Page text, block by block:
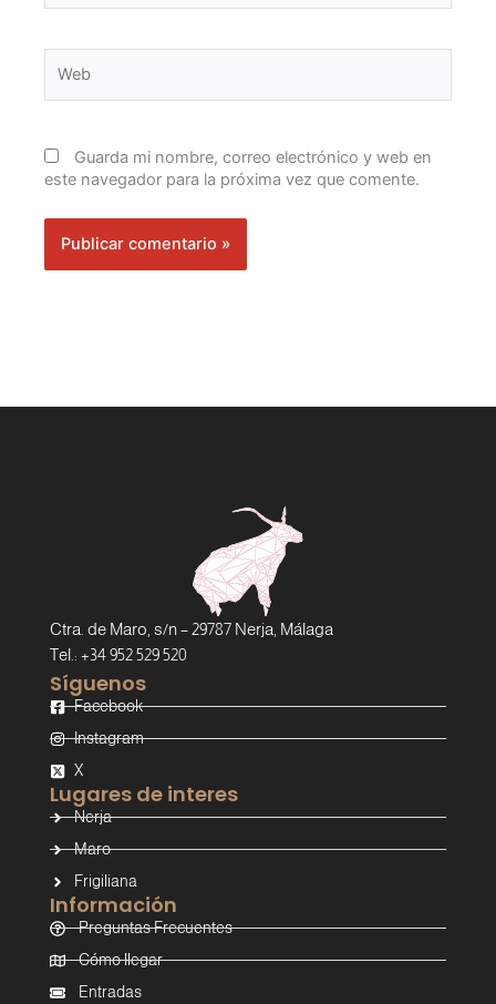
Guarda mi nombre, correo electrónico y web en
este navegador para la próxima vez que comente.
Ctra. de Maro, s/n – 29787 Nerja, Málaga
Tel.: +34 952 529 520
Información
Preguntas Frecuentes
Cómo llegar
Entradas
Lugares de interes
Nerja
Maro
Frigiliana
Síguenos
Facebook
Instagram
X